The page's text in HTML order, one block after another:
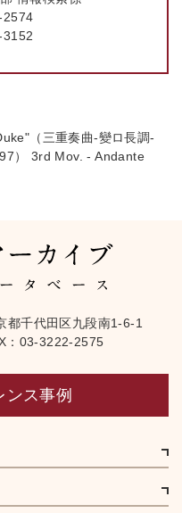
2574
（三重奏曲-變ロ長調-
） 3rd Mov. - Andante
都千代田区九段南1-6-1
：03-3222-2575
ンス事例